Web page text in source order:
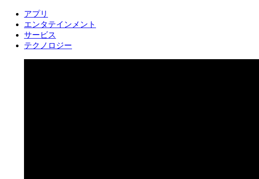
アプリ
エンタテインメント
サービス
テクノロジー